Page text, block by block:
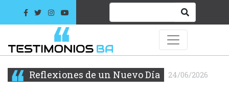
Reflexiones de un Nuevo Día 24/06/2026